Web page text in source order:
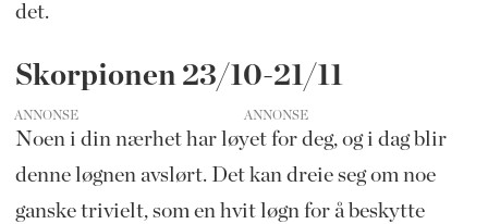
det.
Skorpionen 23/10-21/11
ANNONSE
Noen i din nærhet har løyet for deg, og i dag blir
denne løgnen avslørt. Det kan dreie seg om noe
ganske trivielt, som en hvit løgn for å beskytte